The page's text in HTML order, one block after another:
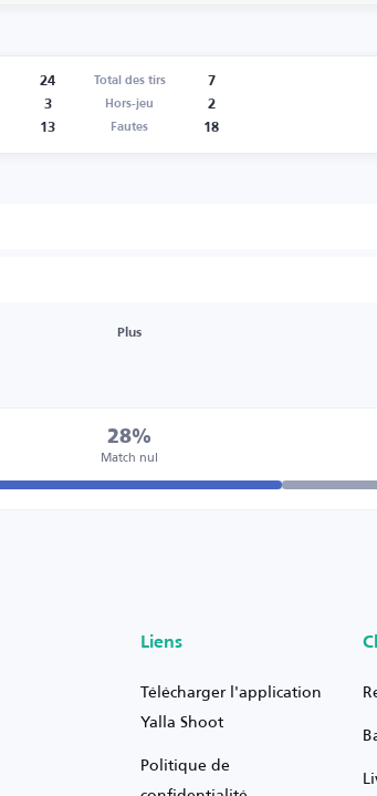
24 Total des tirs
7
3
Hors-jeu
2
13
Fautes 18
Plus
28%
Match nul
Liens
Télécharger l'application
Yalla Shoot
Politique de